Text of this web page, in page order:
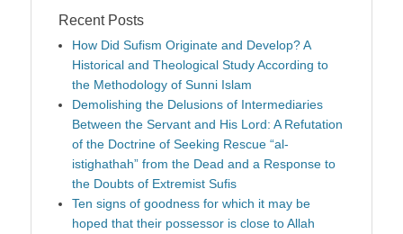
Recent Posts
How Did Sufism Originate and Develop? A
Historical and Theological Study According to
the Methodology of Sunni Islam
Demolishing the Delusions of Intermediaries
Between the Servant and His Lord: A Refutation
of the Doctrine of Seeking Rescue “al-
istighathah” from the Dead and a Response to
the Doubts of Extremist Sufis
Ten signs of goodness for which it may be
hoped that their possessor is close to Allah